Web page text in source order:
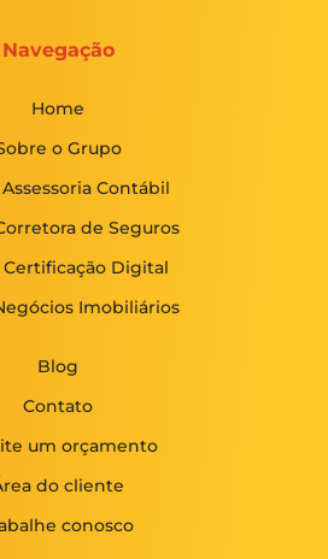
Navegação
Home
o Grupo
Contábil
de Seguros
Digital
Imobiliários
Blog
Contato
um orçamento
do cliente
conosco